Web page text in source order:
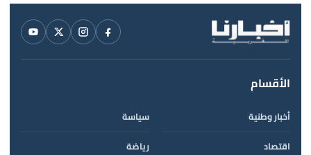
الأقسام
أخبار وطنية
سياسة
اقتصاد
رياضة